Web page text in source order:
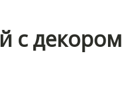
с декором